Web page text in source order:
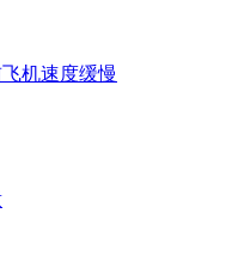
机速度缓慢